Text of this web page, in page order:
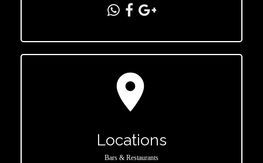
location_on
Locations
Bars & Restaurants